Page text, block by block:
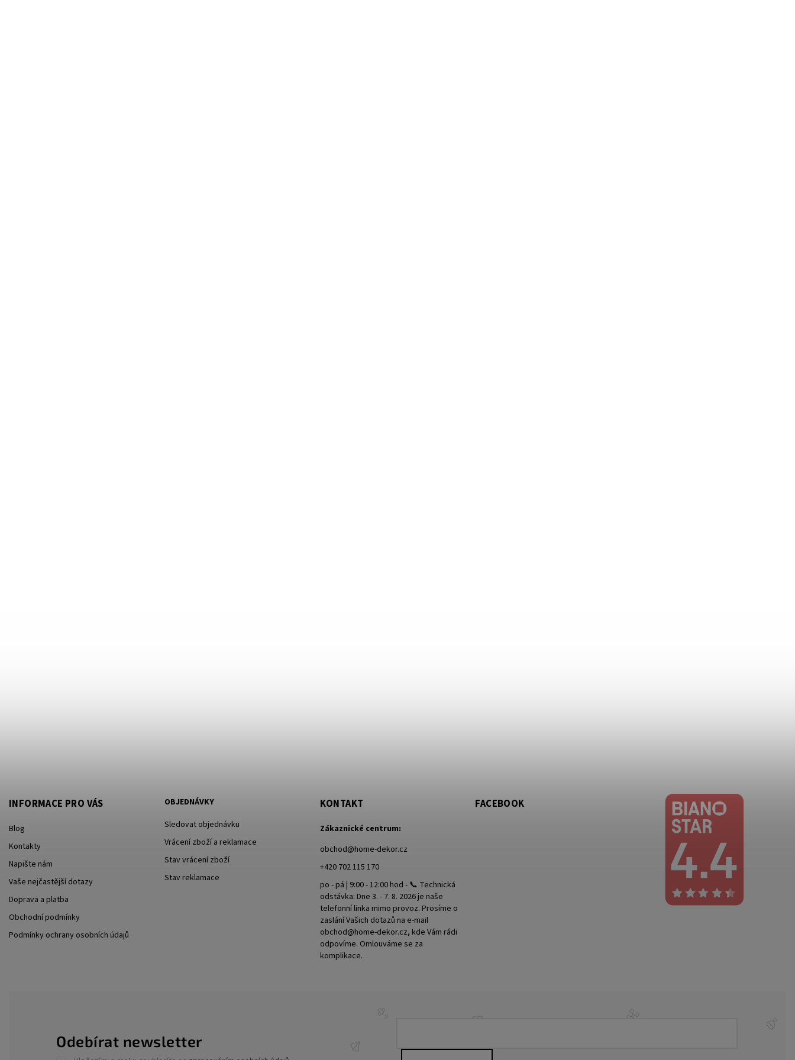
INFORMACE PRO VÁS
Blog
Kontakty
Napište nám
Vaše nejčastější dotazy
Doprava a platba
Obchodní podmínky
Podmínky ochrany osobních údajů
OBJEDNÁVKY
Sledovat objednávku
Vrácení zboží a reklamace
Stav vrácení zboží
Stav reklamace
Odebírat newsletter
KONTAKT
Zákaznické centrum:
obchod@home-dekor.cz
+420 702 115 170
po - pá | 9:00 - 12:00 hod - 📞 Technická
odstávka: Dne 3. - 7. 8. 2026 je naše
telefonní linka mimo provoz. Prosíme o
zaslání Vašich dotazů na e-mail
obchod@home-dekor.cz, kde Vám rádi
odpovíme. Omlouváme se za
komplikace.
FACEBOOK